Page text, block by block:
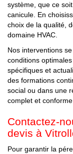
système, que ce
canicule. En
choix de la qualité,
domaine HVAC.
Nos interventions
conditions
spécifiques et
des formations
social ou dans une
complet et
Contactez-
devis à
Pour garantir la